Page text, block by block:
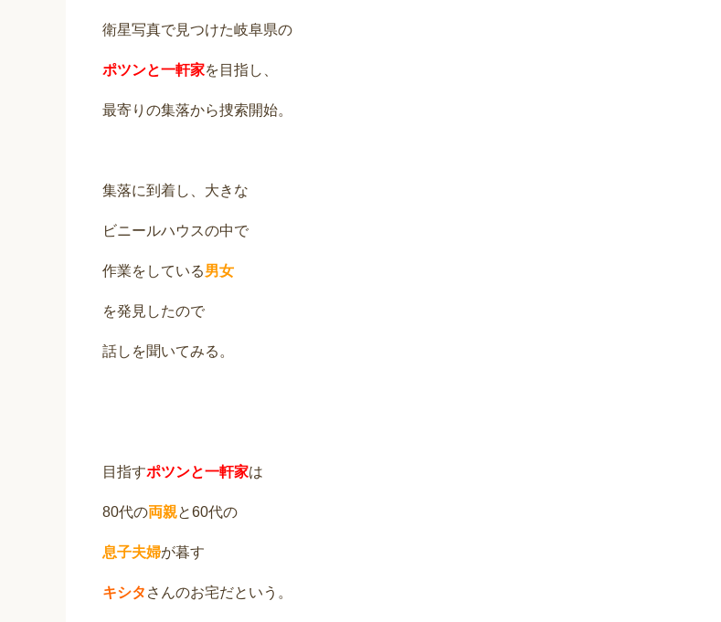
衛星写真で見つけた岐阜県の
ポツンと一軒家を目指し、
最寄りの集落から捜索開始。
集落に到着し、大きな
ビニールハウスの中で
作業をしている男女
を発見したので
話しを聞いてみる。
目指すポツンと一軒家は
80代の両親と60代の
息子夫婦が暮す
キシタ さんのお宅だという。